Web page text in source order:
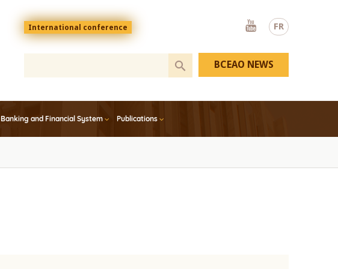
FR
Menu
top
En
International conference
Youtube
Banking and Financial System Publications
BCEAO NEWS